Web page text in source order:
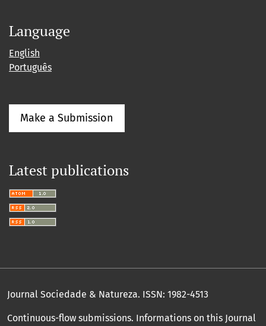
Language
English
Português
Make a Submission
Latest publications
Journal Sociedade & Natureza. ISSN: 1982-4513
Continuous-flow submissions. Informations on this Journal